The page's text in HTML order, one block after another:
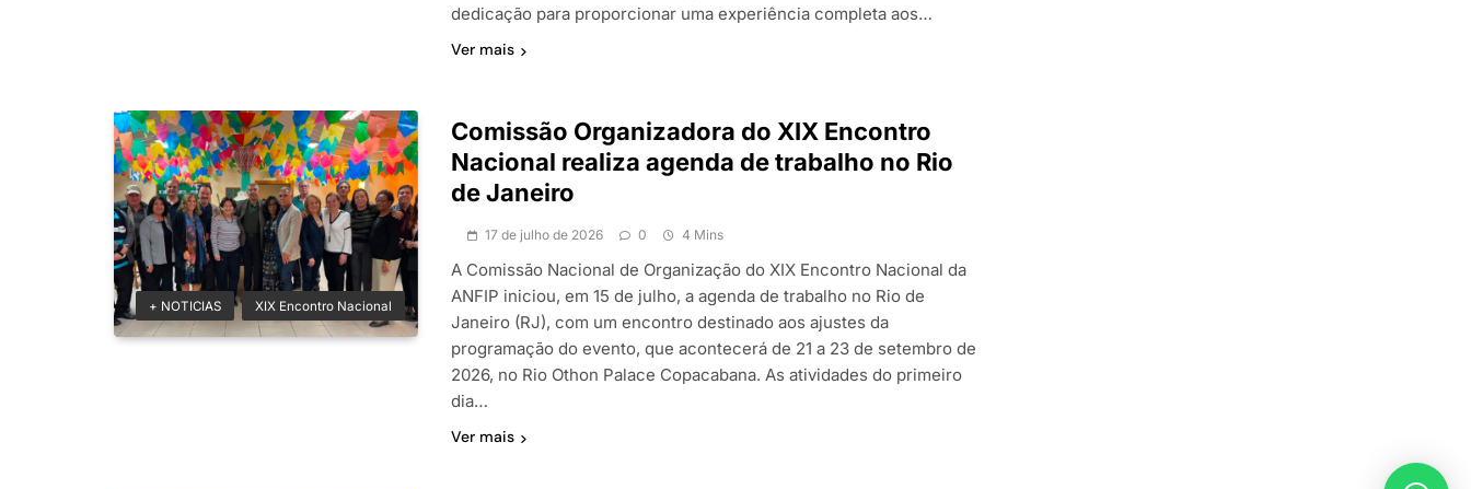
dedicação para proporcionar uma experiência completa aos…
Ver mais
+ NOTICIAS XIX Encontro Nacional
Comissão Organizadora do XIX Encontro
Nacional realiza agenda de trabalho no Rio
de Janeiro
17 de julho de 2026 0 4 Mins
A Comissão Nacional de Organização do XIX Encontro Nacional da
ANFIP iniciou, em 15 de julho, a agenda de trabalho no Rio de
Janeiro (RJ), com um encontro destinado aos ajustes da
programação do evento, que acontecerá de 21 a 23 de setembro de
2026, no Rio Othon Palace Copacabana. As atividades do primeiro
dia…
Ver mais